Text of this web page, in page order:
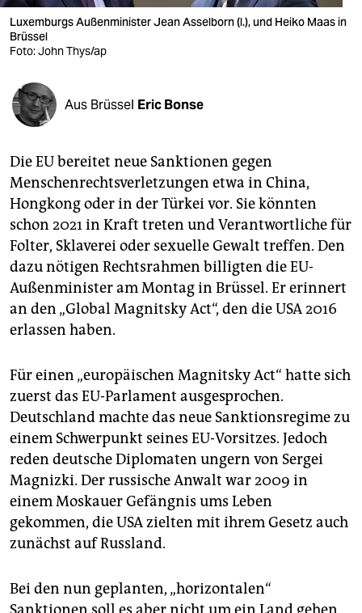
veranstaltungen
shop
fragen & hilfe
unterstützen
genossenschaft
epaper login
Luxemburgs Außenminister Jean Asselborn (l.), und Heiko Maas in
Brüssel
Foto: John Thys/ap
Aus Brüssel Eric Bonse
Die EU bereitet neue Sanktionen gegen
Menschenrechtsverletzungen etwa in China,
Hongkong oder in der Türkei vor. Sie könnten
schon 2021 in Kraft treten und Verantwortliche für
Folter, Sklaverei oder sexuelle Gewalt treffen. Den
dazu nötigen Rechtsrahmen billigten die EU-
Außenminister am Montag in Brüssel. Er erinnert
an den „Global Magnitsky Act“, den die USA 2016
erlassen haben.
Für einen „europäischen Mag­nitsky Act“ hatte sich
zuerst das EU-Parlament ausgesprochen.
Deutschland machte das neue Sanktionsregime zu
einem Schwerpunkt seines EU-Vorsitzes. Jedoch
reden deutsche Diplomaten ungern von Sergei
Magnizki. Der russische Anwalt war 2009 in
einem Moskauer Gefängnis ums Leben
gekommen, die USA zielten mit ihrem Gesetz auch
zunächst auf Russland.
Bei den nun geplanten, „horizontalen“